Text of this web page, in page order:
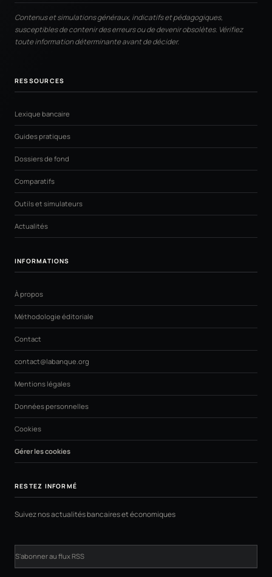
Contenus et simulations généraux, indicatifs et pédagogiques,
susceptibles de contenir des erreurs ou de devenir obsolètes. Vérifiez
toute information déterminante avant de décider.
RESSOURCES
Lexique bancaire
Guides pratiques
Dossiers de fond
Comparatifs
Outils et simulateurs
Actualités
INFORMATIONS
À propos
Méthodologie éditoriale
Contact
contact@labanque.org
Mentions légales
Données personnelles
Cookies
Gérer les cookies
RESTEZ INFORMÉ
Suivez nos actualités bancaires et économiques
S'abonner au flux RSS